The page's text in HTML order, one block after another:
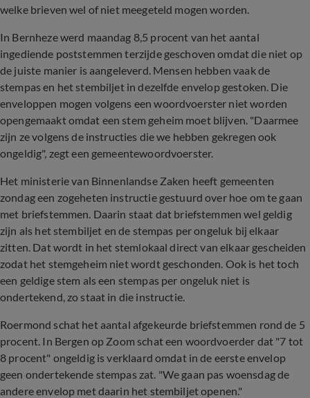
welke brieven wel of niet meegeteld mogen worden.
In Bernheze werd maandag 8,5 procent van het aantal
ingediende poststemmen terzijde geschoven omdat die niet op
de juiste manier is aangeleverd. Mensen hebben vaak de
stempas en het stembiljet in dezelfde envelop gestoken. Die
enveloppen mogen volgens een woordvoerster niet worden
opengemaakt omdat een stem geheim moet blijven. "Daarmee
zijn ze volgens de instructies die we hebben gekregen ook
ongeldig", zegt een gemeentewoordvoerster.
Het ministerie van Binnenlandse Zaken heeft gemeenten
zondag een zogeheten instructie gestuurd over hoe om te gaan
met briefstemmen. Daarin staat dat briefstemmen wel geldig
zijn als het stembiljet en de stempas per ongeluk bij elkaar
zitten. Dat wordt in het stemlokaal direct van elkaar gescheiden
zodat het stemgeheim niet wordt geschonden. Ook is het toch
een geldige stem als een stempas per ongeluk niet is
ondertekend, zo staat in die instructie.
Roermond schat het aantal afgekeurde briefstemmen rond de 5
procent. In Bergen op Zoom schat een woordvoerder dat "7 tot
8 procent" ongeldig is verklaard omdat in de eerste envelop
geen ondertekende stempas zat. "We gaan pas woensdag de
andere envelop met daarin het stembiljet openen."